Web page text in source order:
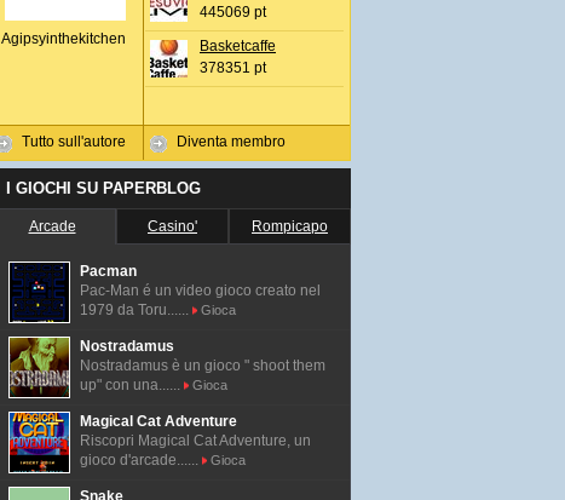
Agipsyinthekitchen
Tutto sull'autore
445069 pt
Basketcaffe
378351 pt
Diventa membro
I GIOCHI SU PAPERBLOG
Arcade Casino' Rompicapo
Pacman
Pac-Man é un video gioco creato nel
1979 da Toru......
Gioca
Nostradamus
Nostradamus è un gioco " shoot them
up" con una......
Gioca
Magical Cat Adventure
Riscopri Magical Cat Adventure, un
gioco d'arcade......
Gioca
Snake